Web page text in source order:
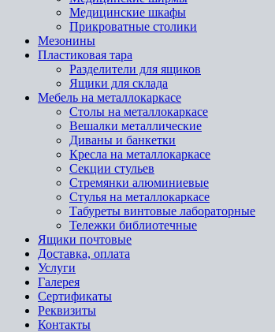
Медицинские шкафы
Прикроватные столики
Мезонины
Пластиковая тара
Разделители для ящиков
Ящики для склада
Мебель на металлокаркасе
Cтолы на металлокаркасе
Вешалки металлические
Диваны и банкетки
Кресла на металлокаркасе
Секции стульев
Стремянки алюминиевые
Стулья на металлокаркасе
Табуреты винтовые лабораторные
Тележки библиотечные
Ящики почтовые
Доставка, оплата
Услуги
Галерея
Сертификаты
Реквизиты
Контакты